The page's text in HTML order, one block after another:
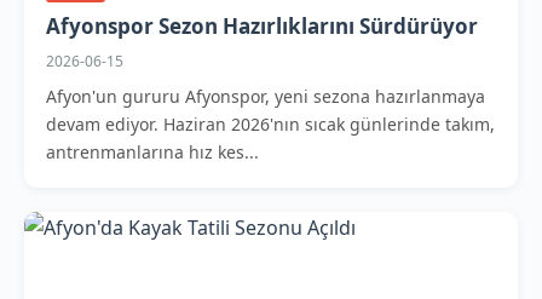
Afyonspor Sezon Hazırlıklarını Sürdürüyor
2026-06-15
Afyon'un gururu Afyonspor, yeni sezona hazırlanmaya
devam ediyor. Haziran 2026'nın sıcak günlerinde takım,
antrenmanlarına hız kes...